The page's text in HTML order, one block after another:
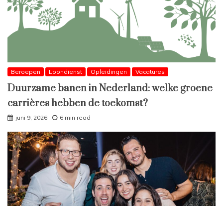
Beroepen Loondienst Opleidingen Vacatures
Duurzame banen in Nederland: welke groene
carrières hebben de toekomst?
juni 9, 2026 6 min read